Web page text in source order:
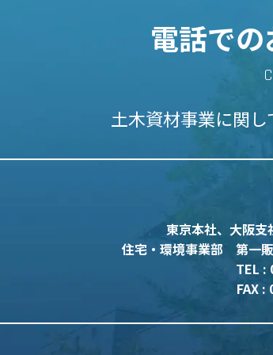
電話で
土木資材事業に関し
東京本社、大阪支
住宅・環境事業部 第一販
TEL :
FAX :